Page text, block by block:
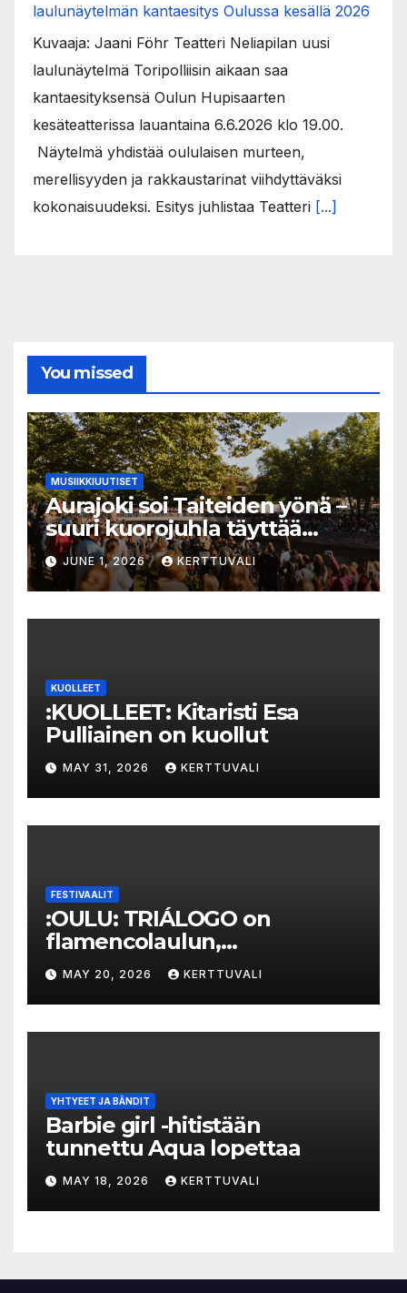
laulunäytelmän kantaesitys Oulussa kesällä 2026
Kuvaaja: Jaani Föhr Teatteri Neliapilan uusi
laulunäytelmä Toripolliisin aikaan saa
kantaesityksensä Oulun Hupisaarten
kesäteatterissa lauantaina 6.6.2026 klo 19.00.
Näytelmä yhdistää oululaisen murteen,
merellisyyden ja rakkaustarinat viihdyttäväksi
kokonaisuudeksi. Esitys juhlistaa Teatteri [...]
You missed
MUSIIKKIUUTISET
Aurajoki soi Taiteiden yönä –
suuri kuorojuhla täyttää
jokirannan musiikilla
JUNE 1, 2026 KERTTUVALI
KUOLLEET
:KUOLLEET: Kitaristi Esa
Pulliainen on kuollut
MAY 31, 2026 KERTTUVALI
FESTIVAALIT
:OULU: TRIÁLOGO on
flamencolaulun,
elektronisen musiikin ja
hylätyn tilan välinen trialogi
MAY 20, 2026 KERTTUVALI
YHTYEET JA BÄNDIT
Barbie girl -hitistään
tunnettu Aqua lopettaa
MAY 18, 2026 KERTTUVALI